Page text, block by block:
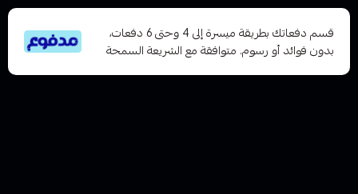
قسم دفعاتك بطريقة ميسرة إلى 4 وحتى 6 دفعات،
بدون فوائد أو رسوم. متوافقة مع الشريعة السمحة